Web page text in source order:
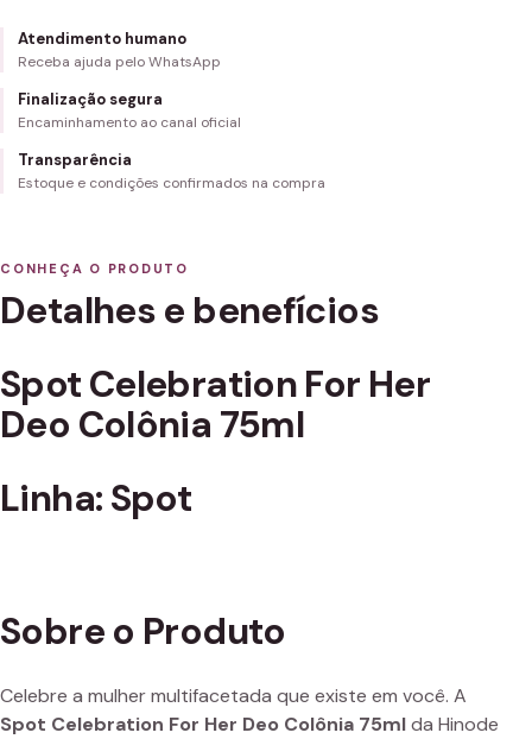
Atendimento humano
Receba ajuda pelo WhatsApp
Finalização segura
Encaminhamento ao canal oficial
Transparência
Estoque e condições confirmados na compra
CONHEÇA O PRODUTO
Detalhes e benefícios
Spot Celebration For Her
Deo Colônia 75ml
Linha: Spot
Sobre o Produto
Celebre a mulher multifacetada que existe em você. A
Spot Celebration For Her Deo Colônia 75mlda Hinode